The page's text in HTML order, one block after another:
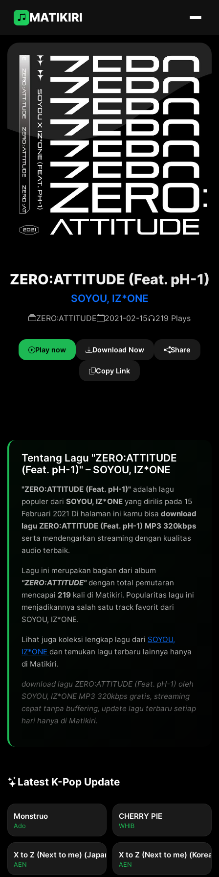
MATIKIRI
ZERO:ATTITUDE (Feat. pH-1)
SOYOU, IZ*ONE
ZERO:ATTITUDE 2021-02-15 219 Plays
Play now Download Now Share
Copy Link
Tentang Lagu "ZERO:ATTITUDE
(Feat. pH-1)" – SOYOU, IZ*ONE
"ZERO:ATTITUDE (Feat. pH-1)" adalah lagu
populer dari SOYOU, IZ*ONE yang dirilis pada 15
Februari 2021 Di halaman ini kamu bisa download
lagu ZERO:ATTITUDE (Feat. pH-1) MP3 320kbps
serta mendengarkan streaming dengan kualitas
audio terbaik.
Lagu ini merupakan bagian dari album
"ZERO:ATTITUDE"dengan total pemutaran
mencapai 219 kali di Matikiri. Popularitas lagu ini
menjadikannya salah satu track favorit dari
SOYOU, IZ*ONE.
Lihat juga koleksi lengkap lagu dari SOYOU,
IZ*ONE dan temukan lagu terbaru lainnya hanya
di Matikiri.
download lagu ZERO:ATTITUDE (Feat. pH-1) oleh
SOYOU, IZ*ONE MP3 320kbps gratis, streaming
cepat tanpa buffering, update lagu terbaru setiap
hari hanya di Matikiri.
Latest K-Pop Update
Monstruo
Ado
CHERRY PIE
WHIB
X to Z (Next to me) (Japanese ver.)
AEN
X to Z (Next to me) (Korean
AEN